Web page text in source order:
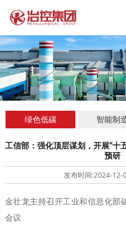
绿色低碳 智能制
工信部：强化顶层谋划，开展“十
预研
发布时间:2024-12-
金壮龙主持召开工业和信息化部
会议